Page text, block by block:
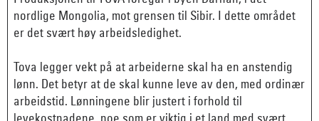
nordlige Mongolia, mot grensen til Sibir. I dette området
er det svært høy arbeidsledighet.
Tova legger vekt på at arbeiderne skal ha en anstendig
lønn. Det betyr at de skal kunne leve av den, med ordinær
arbeidstid. Lønningene blir justert i forhold til
levekostnadene, noe som er viktig i et land med svært